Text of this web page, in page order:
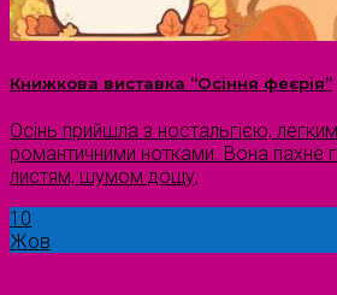
Книжкова виставка “Осіння феєрія”
Осінь прийшла з ностальгією,
романтичними нотками. Вона пахне
листям, шумом дощу,
10
Жов